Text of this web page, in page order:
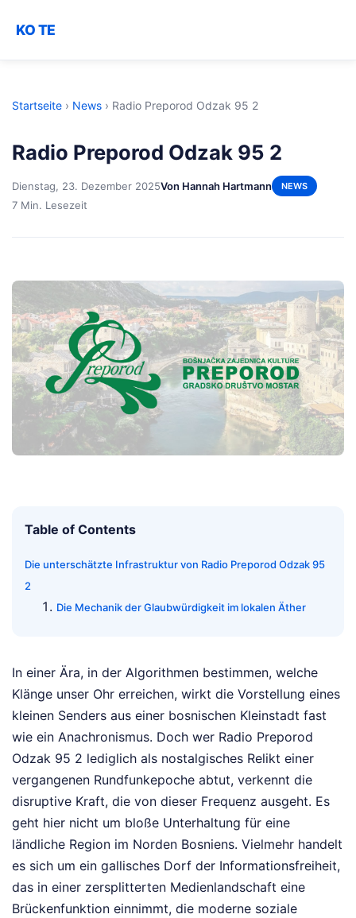
KO TE
Startseite › News › Radio Preporod Odzak 95 2
Radio Preporod Odzak 95 2
Dienstag, 23. Dezember 2025Von Hannah Hartmann NEWS
7 Min. Lesezeit
Table of Contents
Die unterschätzte Infrastruktur von Radio Preporod Odzak 95
2
Die Mechanik der Glaubwürdigkeit im lokalen Äther
In einer Ära, in der Algorithmen bestimmen, welche
Klänge unser Ohr erreichen, wirkt die Vorstellung eines
kleinen Senders aus einer bosnischen Kleinstadt fast
wie ein Anachronismus. Doch wer Radio Preporod
Odzak 95 2 lediglich als nostalgisches Relikt einer
vergangenen Rundfunkepoche abtut, verkennt die
disruptive Kraft, die von dieser Frequenz ausgeht. Es
geht hier nicht um bloße Unterhaltung für eine
ländliche Region im Norden Bosniens. Vielmehr handelt
es sich um ein gallisches Dorf der Informationsfreiheit,
das in einer zersplitterten Medienlandschaft eine
Brückenfunktion einnimmt, die moderne soziale